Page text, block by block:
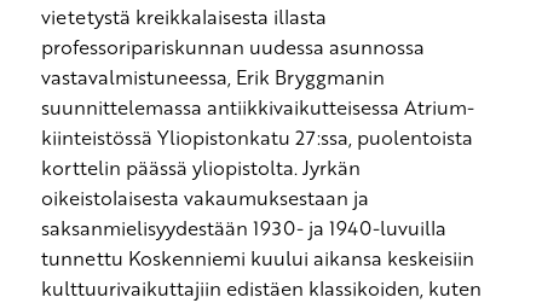
vietetystä kreikkalaisesta illasta
professoripariskunnan uudessa asunnossa
vastavalmistuneessa, Erik Bryggmanin
suunnittelemassa antiikkivaikutteisessa Atrium-
kiinteistössä Yliopistonkatu 27:ssa, puolentoista
korttelin päässä yliopistolta. Jyrkän
oikeistolaisesta vakaumuksestaan ja
saksanmielisyydestään 1930- ja 1940-luvuilla
tunnettu Koskenniemi kuului aikansa keskeisiin
kulttuurivaikuttajiin edistäen klassikoiden, kuten